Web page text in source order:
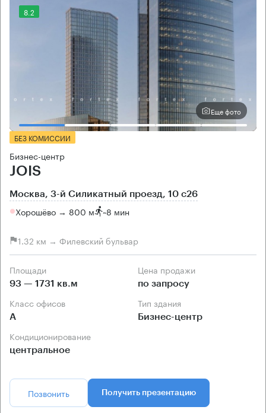
8.2
Еще фото
БЕЗ КОМИССИИ
Бизнес-центр
JOIS
Москва, 3-й Силикатный проезд, 10 с26
Хорошёво → 800 м ~8 мин
1.32 км → Филевский бульвар
Площади
93 — 1731 кв.м
Цена продажи
по запросу
Класс офисов
А
Тип здания
Бизнес-центр
Кондиционирование
центральное
Позвонить Получить презентацию